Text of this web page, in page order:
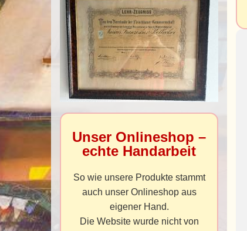
Unser Onlineshop –
echte Handarbeit
So wie unsere Produkte stammt
auch unser Onlineshop aus
eigener Hand.
Die Website wurde nicht von